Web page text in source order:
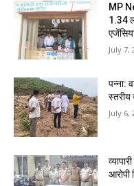
MP
1.34
July 7,
पन्ना:
स्तरीय
July 6,
आरोपी